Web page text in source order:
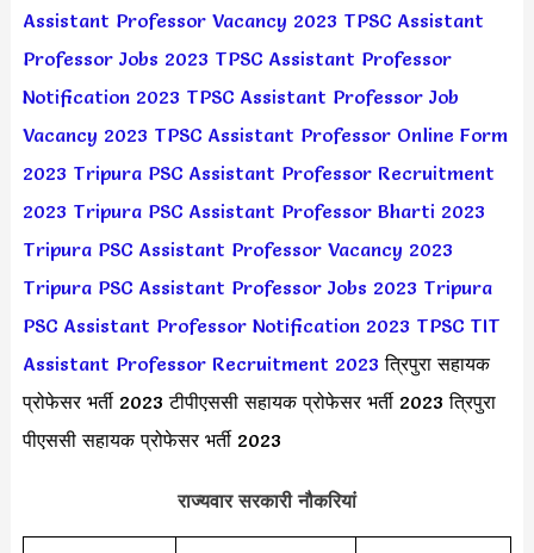
Assistant Professor Vacancy 2023 TPSC Assistant
Professor Jobs 2023 TPSC Assistant Professor
Notification 2023 TPSC Assistant Professor Job
Vacancy 2023 TPSC Assistant Professor Online Form
2023 Tripura PSC Assistant Professor Recruitment
2023 Tripura PSC Assistant Professor Bharti 2023
Tripura PSC Assistant Professor Vacancy 2023
Tripura PSC Assistant Professor Jobs 2023 Tripura
PSC Assistant Professor Notification 2023 TPSC TIT
Assistant Professor Recruitment 2023त्रिपुरा सहायक
प्रोफेसर भर्ती 2023 टीपीएससी सहायक प्रोफेसर भर्ती 2023 त्रिपुरा
पीएससी सहायक प्रोफेसर भर्ती 2023
राज्यवार सरकारी नौकरियां